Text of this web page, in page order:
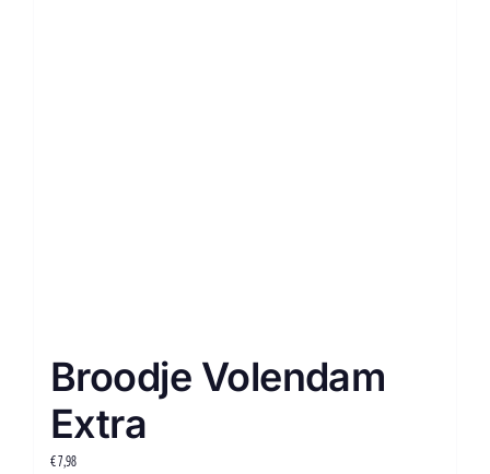
Broodje Volendam
Extra
€7,98